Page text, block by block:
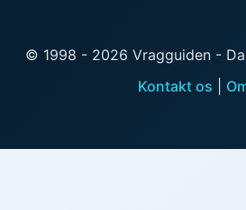
© 1998 - 2026 Vragguiden -
Kontakt os